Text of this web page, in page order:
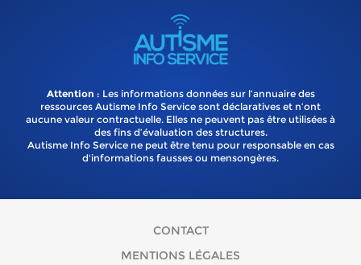
Attention : Les informations données sur l’annuaire des
ressources Autisme Info Service sont déclaratives et n’ont
aucune valeur contractuelle. Elles ne peuvent pas être utilisées à
des fins d’évaluation des structures.
Autisme Info Service ne peut être tenu pour responsable en cas
d'informations fausses ou mensongères.
CONTACT
MENTIONS LÉGALES